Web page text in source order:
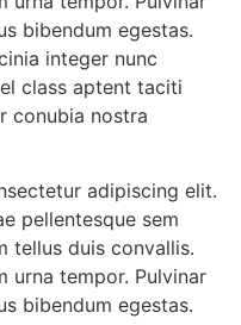
bibendum egestas.
integer nunc
class aptent taciti
conubia nostra
adipiscing elit.
pellentesque sem
tellus duis convallis.
urna tempor. Pulvinar
bibendum egestas.